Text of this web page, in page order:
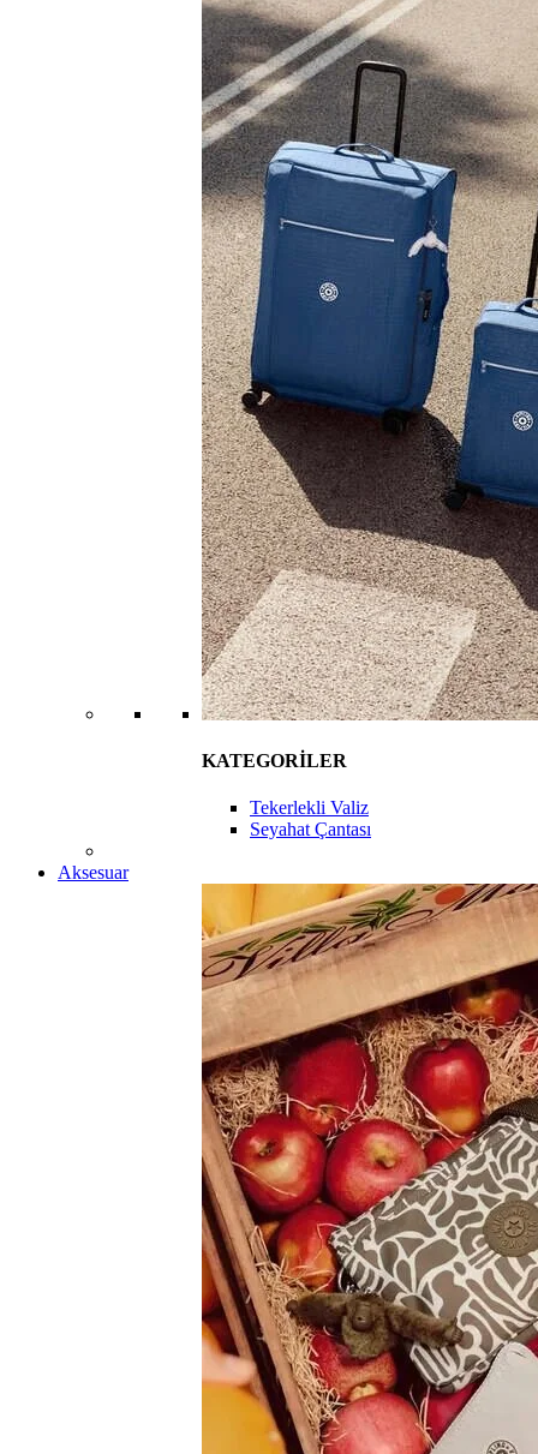
KATEGORİLER
Tekerlekli Valiz
Seyahat Çantası
Aksesuar